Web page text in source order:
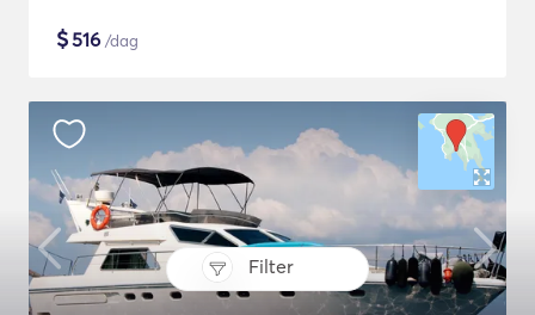
Filter
$516 /dag